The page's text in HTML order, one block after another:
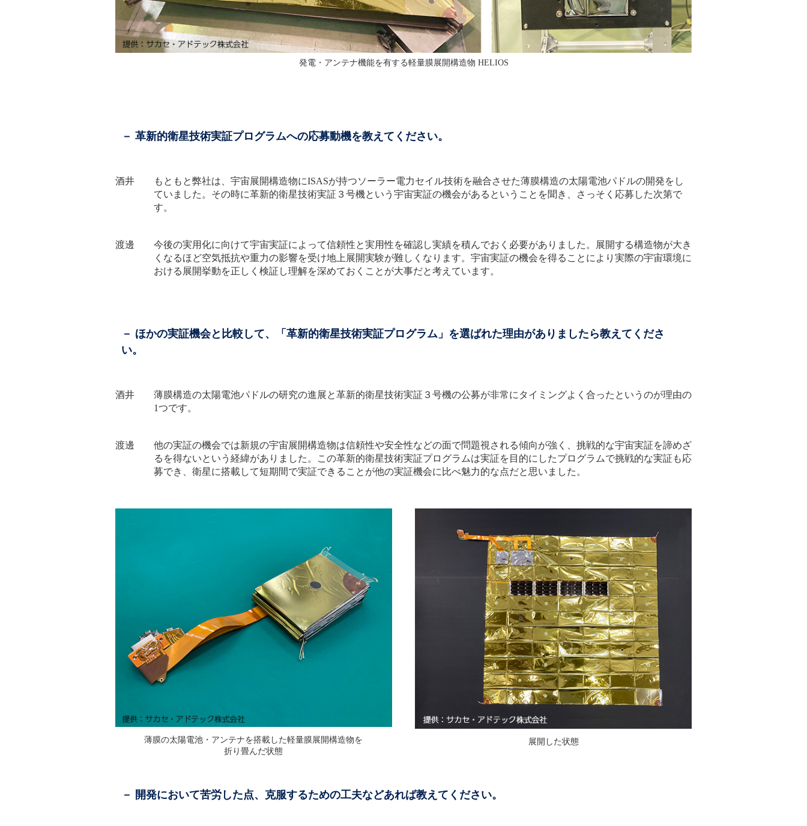
発電・アンテナ機能を有する軽量膜展開構造物 HELIOS
－ 革新的衛星技術実証プログラムへの応募動機を教えてください。
酒井 もともと弊社は、宇宙展開構造物にISASが持つソーラー電力セイル技術を融合させた薄膜構造の太陽電池パドルの開発をし
ていました。その時に革新的衛星技術実証３号機という宇宙実証の機会があるということを聞き、さっそく応募した次第で
す。
渡邊 今後の実用化に向けて宇宙実証によって信頼性と実用性を確認し実績を積んでおく必要がありました。展開する構造物が大き
くなるほど空気抵抗や重力の影響を受け地上展開実験が難しくなります。宇宙実証の機会を得ることにより実際の宇宙環境に
おける展開挙動を正しく検証し理解を深めておくことが大事だと考えています。
－ ほかの実証機会と比較して、「革新的衛星技術実証プログラム」を選ばれた理由がありましたら教えてくださ
い。
酒井 薄膜構造の太陽電池パドルの研究の進展と革新的衛星技術実証３号機の公募が非常にタイミングよく合ったというのが理由の
1つです。
渡邊 他の実証の機会では新規の宇宙展開構造物は信頼性や安全性などの面で問題視される傾向が強く、挑戦的な宇宙実証を諦めざ
るを得ないという経緯がありました。この革新的衛星技術実証プログラムは実証を目的にしたプログラムで挑戦的な実証も応
募でき、衛星に搭載して短期間で実証できることが他の実証機会に比べ魅力的な点だと思いました。
薄膜の太陽電池・アンテナを搭載した軽量膜展開構造物を
折り畳んだ状態
展開した状態
－ 開発において苦労した点、克服するための工夫などあれば教えてください。